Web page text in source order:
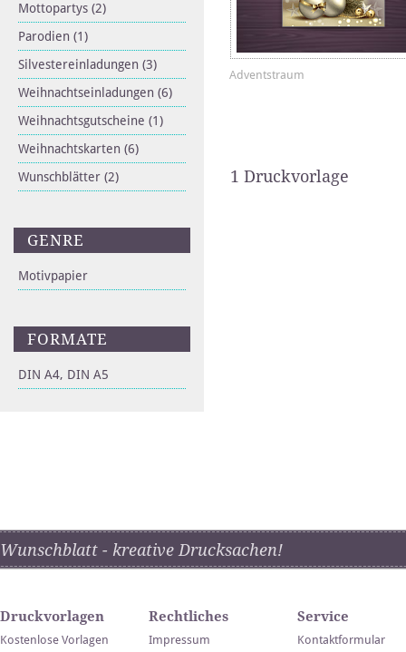
Mottopartys (2)
Parodien (1)
Silvestereinladungen (3)
Weihnachtseinladungen (6)
Weihnachtsgutscheine (1)
Weihnachtskarten (6)
Wunschblätter (2)
GENRE
Motivpapier
FORMATE
DIN A4, DIN A5
Adventstraum
1 Druckvorlage
Wunschblatt - kreative Drucksachen!
Druckvorlagen
Kostenlose Vorlagen
Rechtliches
Impressum
Service
Kontaktformular